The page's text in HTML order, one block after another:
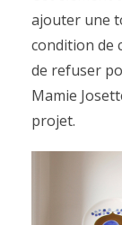
ajouter une
condition de
de refuser
Mamie
projet.